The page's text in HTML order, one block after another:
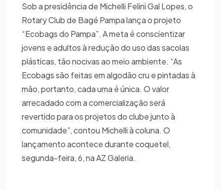
Sob a presidência de Michelli Felini Gal Lopes, o
Rotary Club de Bagé Pampa lança o projeto
“Ecobags do Pampa”. A meta é conscientizar
jovens e adultos à redução do uso das sacolas
plásticas, tão nocivas ao meio ambiente. “As
Ecobags são feitas em algodão cru e pintadas à
mão, portanto, cada uma é única. O valor
arrecadado com a comercialização será
revertido para os projetos do clube junto à
comunidade”, contou Michelli à coluna. O
lançamento acontece durante coquetel,
segunda-feira, 6, na AZ Galeria.